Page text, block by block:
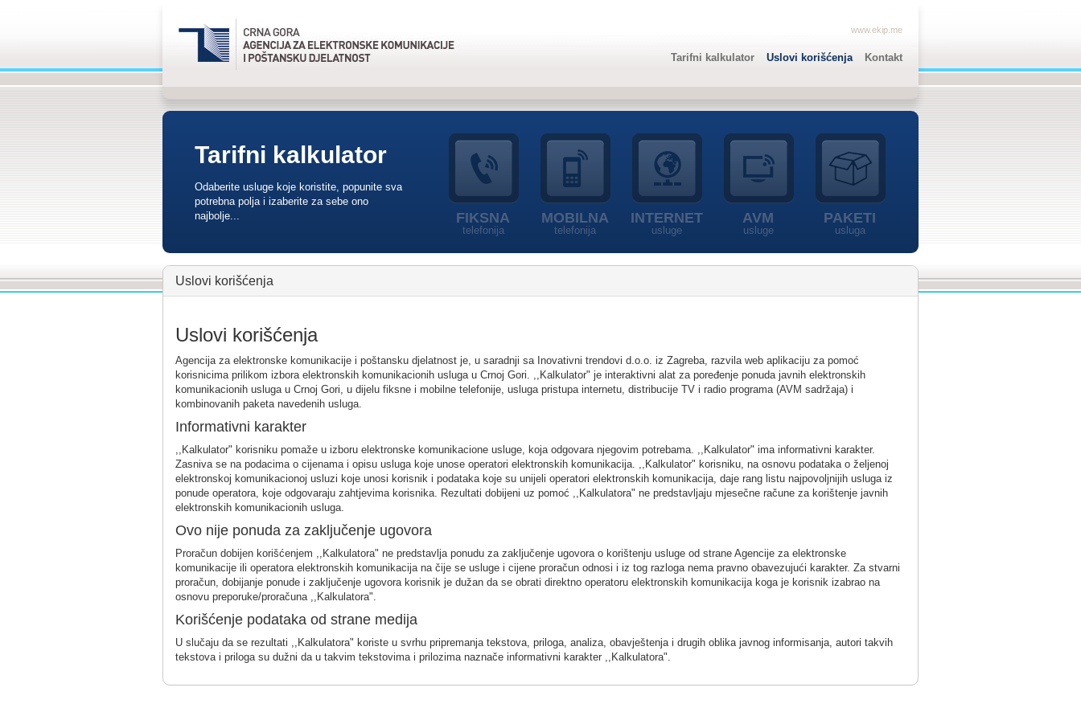
www.ekip.me
Tarifni kalkulator Uslovi korišćenja Kontakt
Tarifni kalkulator
Odaberite usluge koje koristite, popunite sva
potrebna polja i izaberite za sebe ono
najbolje...
FIKSNA
telefonija
MOBILNA
telefonija
INTERNET
usluge
AVM
usluge
PAKETI
usluga
Uslovi korišćenja
Uslovi korišćenja
Agencija za elektronske komunikacije i poštansku djelatnost je, u saradnji sa Inovativni trendovi d.o.o. iz Zagreba, razvila web aplikaciju za pomoć
korisnicima prilikom izbora elektronskih komunikacionih usluga u Crnoj Gori. ,,Kalkulator" je interaktivni alat za poređenje ponuda javnih elektronskih
komunikacionih usluga u Crnoj Gori, u dijelu fiksne i mobilne telefonije, usluga pristupa internetu, distribucije TV i radio programa (AVM sadržaja) i
kombinovanih paketa navedenih usluga.
Informativni karakter
,,Kalkulator" korisniku pomaže u izboru elektronske komunikacione usluge, koja odgovara njegovim potrebama. ,,Kalkulator" ima informativni karakter.
Zasniva se na podacima o cijenama i opisu usluga koje unose operatori elektronskih komunikacija. ,,Kalkulator" korisniku, na osnovu podataka o željenoj
elektronskoj komunikacionoj usluzi koje unosi korisnik i podataka koje su unijeli operatori elektronskih komunikacija, daje rang listu najpovoljnijih usluga iz
ponude operatora, koje odgovaraju zahtjevima korisnika. Rezultati dobijeni uz pomoć ,,Kalkulatora" ne predstavljaju mjesečne račune za korištenje javnih
elektronskih komunikacionih usluga.
Ovo nije ponuda za zaključenje ugovora
Proračun dobijen korišćenjem ,,Kalkulatora" ne predstavlja ponudu za zaključenje ugovora o korištenju usluge od strane Agencije za elektronske
komunikacije ili operatora elektronskih komunikacija na čije se usluge i cijene proračun odnosi i iz tog razloga nema pravno obavezujući karakter. Za stvarni
proračun, dobijanje ponude i zaključenje ugovora korisnik je dužan da se obrati direktno operatoru elektronskih komunikacija koga je korisnik izabrao na
osnovu preporuke/proračuna ,,Kalkulatora".
Korišćenje podataka od strane medija
U slučaju da se rezultati ,,Kalkulatora" koriste u svrhu pripremanja tekstova, priloga, analiza, obavještenja i drugih oblika javnog informisanja, autori takvih
tekstova i priloga su dužni da u takvim tekstovima i prilozima naznače informativni karakter ,,Kalkulatora".